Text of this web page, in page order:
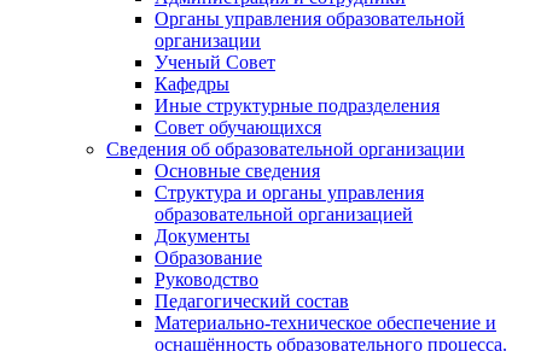
Органы управления образовательной
организации
Ученый Совет
Кафедры
Иные структурные подразделения
Совет обучающихся
Сведения об образовательной организации
Основные сведения
Структура и органы управления
образовательной организацией
Документы
Образование
Руководство
Педагогический состав
Материально-техническое обеспечение и
оснащённость образовательного процесса.